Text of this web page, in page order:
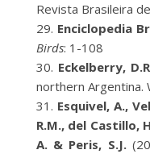
Revista Brasileira
Enciclopedia
Birds: 1-108
Eckelberry,
northern Argentina.
Esquivel, A.,
R.M., del Castillo,
A. & Peris, S.J.